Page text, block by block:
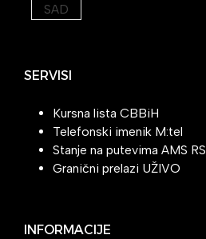
SAD
SERVISI
Kursna lista CBBiH
Telefonski imenik M:tel
Stanje na putevima AMS RS
Granični prelazi UŽIVO
INFORMACIJE